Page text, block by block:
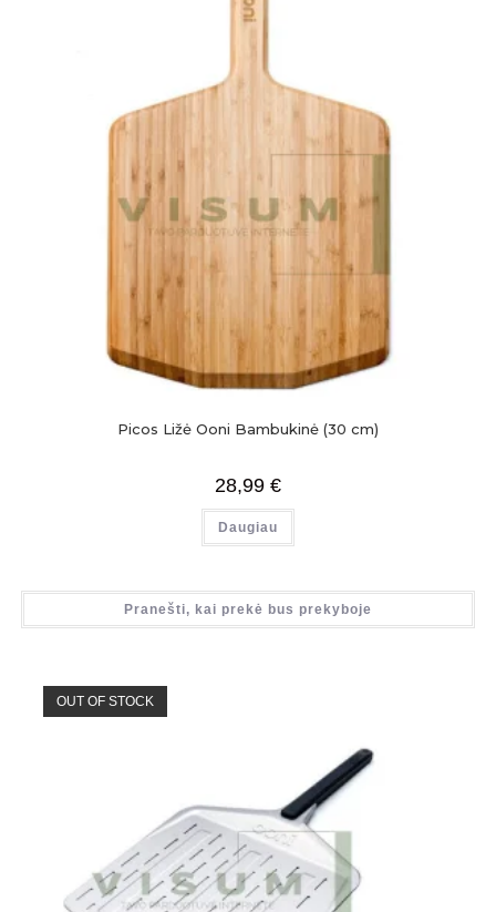
Picos Ližė Ooni Bambukinė (30 cm)
28,99 €
Daugiau
Pranešti, kai prekė bus prekyboje
OUT OF STOCK